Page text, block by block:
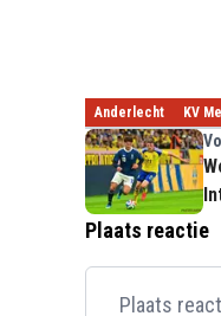
Anderlecht KV
Plaats reactie